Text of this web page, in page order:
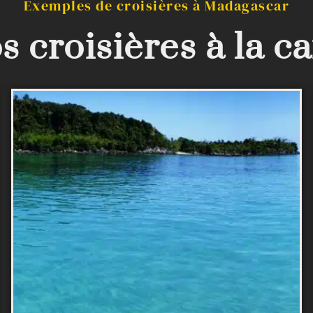
Exemples de croisières à Madagascar
croisières à la